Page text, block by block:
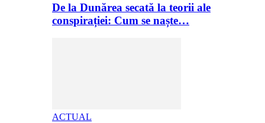
De la Dunărea secată la teorii ale
conspirației: Cum se naște…
ACTUAL